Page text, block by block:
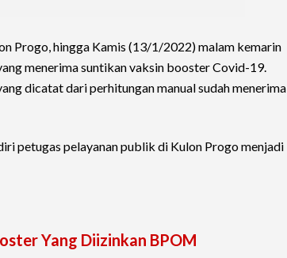
Progo, hingga Kamis (13/1/2022) malam kemarin
menerima suntikan vaksin booster Covid-19.
dicatat dari perhitungan manual sudah menerima
petugas pelayanan publik di Kulon Progo menjadi
Yang Diizinkan BPOM